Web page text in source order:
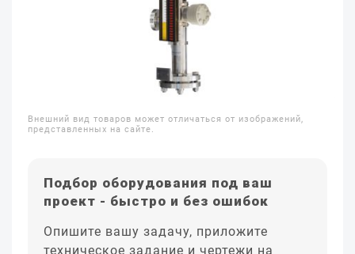
Внешний вид товаров может отличаться от изображений,
представленных на сайте.
Подбор оборудования под ваш
проект - быстро и без ошибок
Опишите вашу задачу, приложите
техническое задание и чертежи на